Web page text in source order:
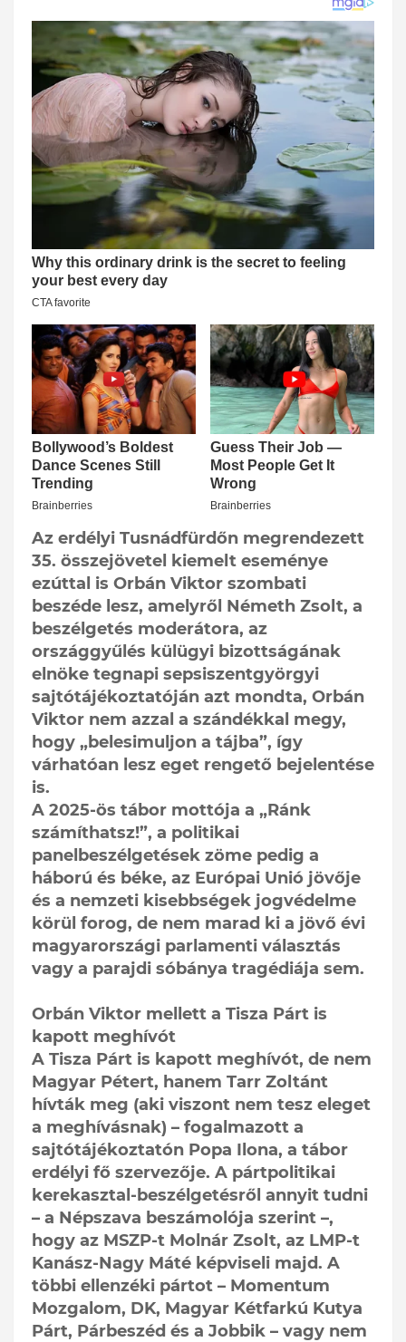
Az erdélyi Tusnádfürdőn megrendezett
35. összejövetel kiemelt eseménye
ezúttal is Orbán Viktor szombati
beszéde lesz, amelyről Németh Zsolt, a
beszélgetés moderátora, az
országgyűlés külügyi bizottságának
elnöke tegnapi sepsiszentgyörgyi
sajtótájékoztatóján azt mondta, Orbán
Viktor nem azzal a szándékkal megy,
hogy „bele­simuljon a tájba”, így
várhatóan lesz eget rengető bejelentése
is.
A 2025-ös tábor mottója a „Ránk
számíthatsz!”, a politikai
panelbeszélgetések zöme pedig a
háború és béke, az Európai Unió jövője
és a nemzeti kisebbségek jogvédelme
körül forog, de nem marad ki a jövő évi
magyarországi parlamenti választás
vagy a parajdi sóbánya tragédiája sem.
Orbán Viktor mellett a Tisza Párt is
kapott meghívót
A Tisza Párt is kapott meghívót, de nem
Magyar Pétert, hanem Tarr Zoltánt
hívták meg (aki viszont nem tesz eleget
a meghívásnak) – fogalmazott a
sajtótájékoztatón Popa Ilona, a tábor
erdélyi fő szervezője. A pártpolitikai
kerekasztal-beszélgetésről annyit tudni
– a Népszava beszámolója szerint –,
hogy az MSZP-t Molnár Zsolt, az LMP-t
Kanász-Nagy Máté képviseli majd. A
többi ellenzéki pártot – Momentum
Mozgalom, DK, Magyar Kétfarkú Kutya
Párt, Párbeszéd és a Jobbik – vagy nem